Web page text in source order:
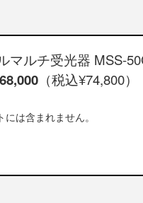
マルチ受光器 MSS-
（税込¥74,800）
は含まれません。